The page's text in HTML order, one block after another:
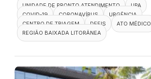
UNIDADE DE PRONTO ATENDIMENTO
UPA
COVID-19
CORONAVÍRUS
URGÊNCIA
CENTRO DE TRIAGEM
DEFIS
ATO MÉDICO
REGIÃO BAIXADA LITORÂNEA